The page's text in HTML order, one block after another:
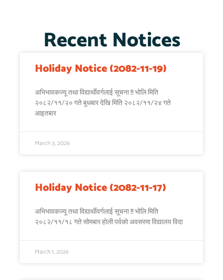
Recent Notices
Holiday Notice (2082-11-19)
अभिभावकज्यू तथा विद्यार्थीवर्गलाई सूचना !!! भोलि मिति
२०८२/११/२० गते बुधबार देखि मिति २०८२/११/२४ गते
आइतबार
March 3, 2026
Holiday Notice (2082-11-17)
अभिभावकज्यू तथा विद्यार्थीवर्गलाई सूचना !!! भोलि मिति
२०८२/११/१८ गते सोमबार होली पर्वको अवसरमा विद्यालय विदा
March 1, 2026